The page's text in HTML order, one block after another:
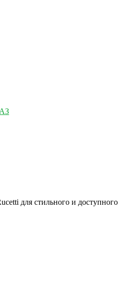
для стильного и доступного